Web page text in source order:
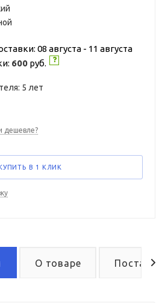
08 августа - 11 августа
600 руб.
5 лет
дешевле?
В 1 КЛИК
О товаре Поставка